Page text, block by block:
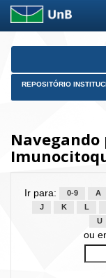
Skip
REPOSITÓRIO
Navegando
Ir para: 0-9 A
J
K L
U
ou